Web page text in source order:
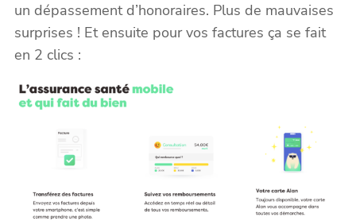
un dépassement d’honoraires. Plus de mauvaises
surprises ! Et ensuite pour vos factures ça se fait
en 2 clics :